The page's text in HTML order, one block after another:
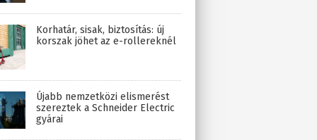
Korhatár, sisak, biztosítás: új
korszak jöhet az e-rollereknél
Újabb nemzetközi elismerést
szereztek a Schneider Electric
gyárai